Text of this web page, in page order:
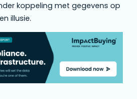
koppeling met gegevens op
illusie.